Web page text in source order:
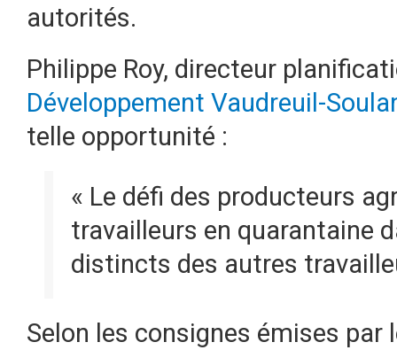
autorités.
Philippe Roy, directeur
Développement Vaudreuil-
telle opportunité :
« Le défi des producteurs
travailleurs en quarantaine
distincts des autres
Selon les consignes émises par